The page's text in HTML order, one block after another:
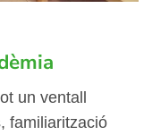
un ventall
familiarització